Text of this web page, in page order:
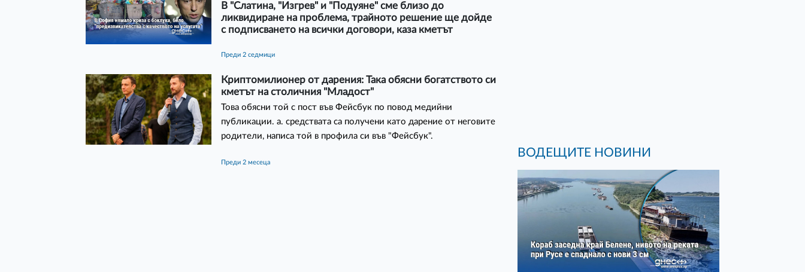
В "Слатина, "Изгрев" и "Подуяне" сме близо до
ликвидиране на проблема, трайното решение ще дойде
с подписването на всички договори, каза кметът
преди 2 седмици
Криптомилионер от дарения: Така обясни богатството си
кметът на столичния "Младост"
Това обясни той с пост във Фейсбук по повод медийни
публикации. а. средствата са получени като дарение от неговите
родители, написа той в профила си във "Фейсбук".
преди 2 месеца
ВОДЕЩИТЕ НОВИНИ